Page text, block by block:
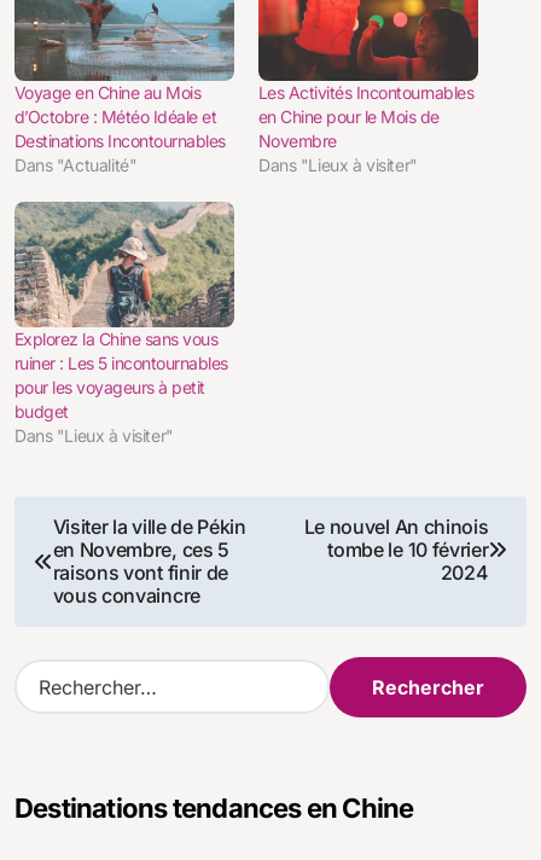
Voyage en Chine au Mois
d’Octobre : Météo Idéale et
Destinations Incontournables
Dans "Actualité"
Les Activités Incontournables
en Chine pour le Mois de
Novembre
Dans "Lieux à visiter"
Explorez la Chine sans vous
ruiner : Les 5 incontournables
pour les voyageurs à petit
budget
Dans "Lieux à visiter"
Navigation
de
Visiter la ville de Pékin
en Novembre, ces 5
raisons vont finir de
vous convaincre
Le nouvel An chinois
tombe le 10 février
2024
R
e
rDestinations tendances en Chine